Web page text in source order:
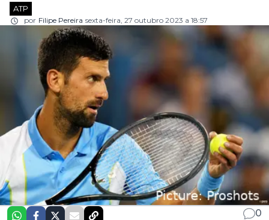
ATP
por Filipe Pereira sexta-feira, 27 outubro 2023 a 18:57
0